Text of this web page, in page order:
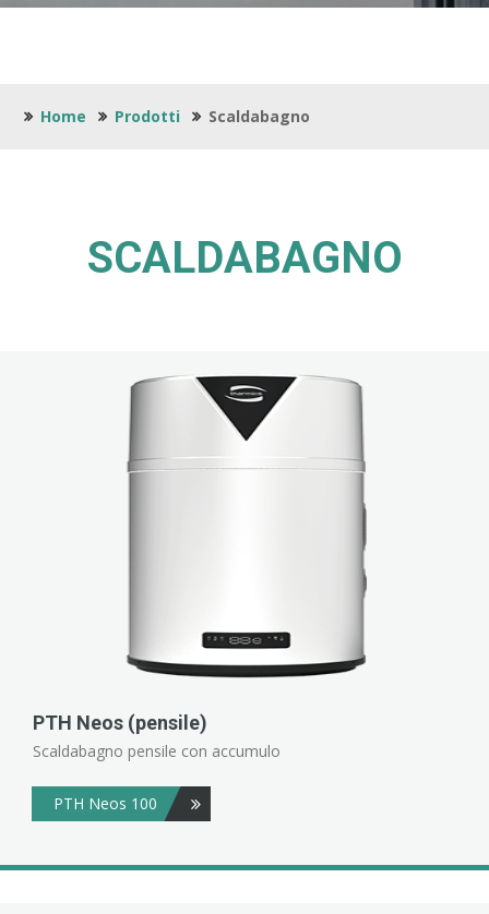
Home Prodotti Scaldabagno
SCALDABAGNO
PTH Neos (pensile)
Scaldabagno pensile con accumulo
PTH Neos 100